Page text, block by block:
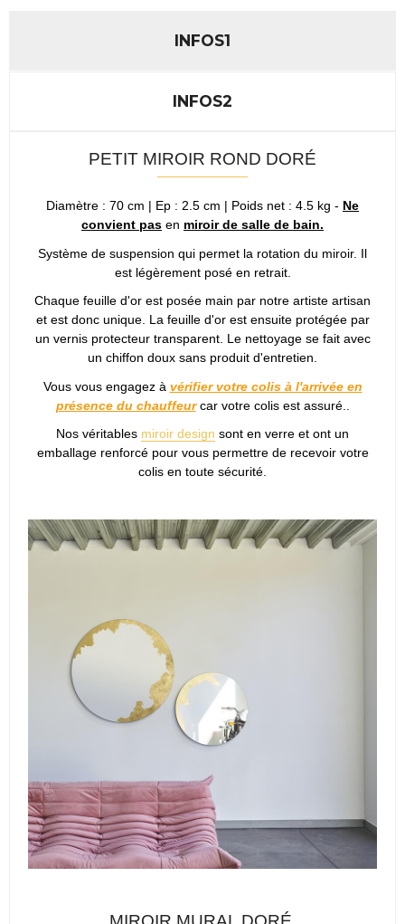
INFOS1
INFOS2
PETIT MIROIR ROND DORÉ
Diamètre : 70 cm | Ep : 2.5 cm | Poids net : 4.5 kg - Ne
convient pas en miroir de salle de bain.
Système de suspension qui permet la rotation du miroir. Il
est légèrement posé en retrait.
Chaque feuille d'or est posée main par notre artiste artisan
et est donc unique. La feuille d'or est ensuite protégée par
un vernis protecteur transparent. Le nettoyage se fait avec
un chiffon doux sans produit d'entretien.
Vous vous engagez à vérifier votre colis à l'arrivée en
présence du chauffeurcar votre colis est assuré..
Nos véritables miroir design sont en verre et ont un
emballage renforcé pour vous permettre de recevoir votre
colis en toute sécurité.